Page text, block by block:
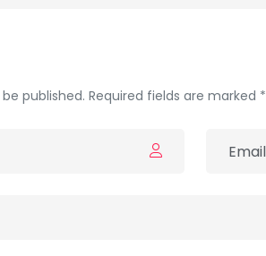
published. Required fields are marked *